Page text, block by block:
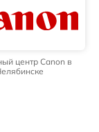
центр Canon в